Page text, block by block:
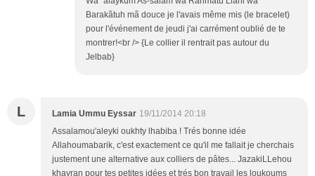
Barakãtuh mã douce je l'avais même mis (le bracelet)
pour l'événement de jeudi j'ai carrément oublié de te
montrer!<br /> {Le collier il rentrait pas autour du
Jelbab}
L Lamia Ummu Eyssar 19/11/2014 20:18
Assalamou'aleyki oukhty lhabiba ! Trés bonne idée
Allahoumabarik, c'est exactement ce qu'il me fallait je cherchais
justement une alternative aux colliers de pâtes... JazakiLLehou
khayran pour tes petites idées et trés bon travail les loukoums